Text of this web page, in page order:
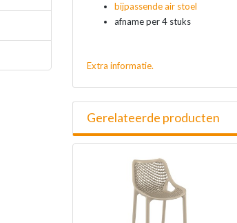
bijpassende air stoel
afname per 4 stuks
Extra informatie.
Gerelateerde producten